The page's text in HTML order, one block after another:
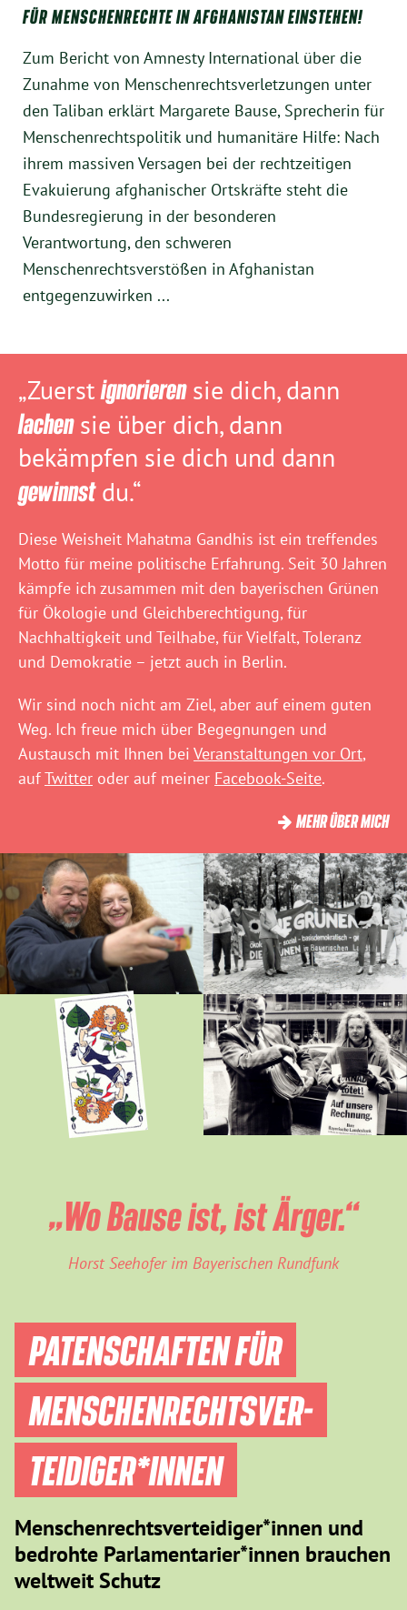
FÜR MENSCHENRECHTE IN AFGHANISTAN EINSTEHEN!
Zum Bericht von Amnesty International über die
Zunahme von Menschenrechtsverletzungen unter
den Taliban erklärt Margarete Bause, Sprecherin für
Menschenrechtspolitik und humanitäre Hilfe: Nach
ihrem massiven Versagen bei der rechtzeitigen
Evakuierung afghanischer Ortskräfte steht die
Bundesregierung in der besonderen
Verantwortung, den schweren
Menschenrechtsverstößen in Afghanistan
entgegenzuwirken ...
„Zuerstignorierensie dich, dann
lachensie über dich, dann
bekämpfen sie dich und dann
gewinnstdu.“
Diese Weisheit Mahatma Gandhis ist ein treffendes
Motto für meine politische Erfahrung. Seit 30 Jahren
kämpfe ich zusammen mit den bayerischen Grünen
für Ökologie und Gleichberechtigung, für
Nachhaltigkeit und Teilhabe, für Vielfalt, Toleranz
und Demokratie – jetzt auch in Berlin.
Wir sind noch nicht am Ziel, aber auf einem guten
Weg. Ich freue mich über Begegnungen und
Austausch mit Ihnen bei Veranstaltungen vor Ort,
aufTwitter oder auf meiner Facebook-Seite.
MEHR ÜBER MICH
„Wo Bause ist, ist Ärger.“
Horst Seehofer im Bayerischen Rundfunk
PATENSCHAFTEN FÜR
MENSCHEN­RECHTS­VER­
TEIDIGER­*INNEN
Menschenrechtsverteidiger*innen und
bedrohte Parlamentarier*innen brauchen
weltweit Schutz